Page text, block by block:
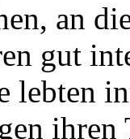
an
gut
lebten